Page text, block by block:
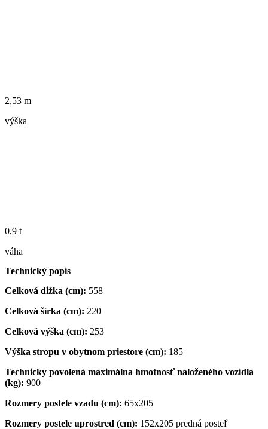
2,53 m
výška
0,9 t
váha
Technický popis
Celková dĺžka (cm): 558
Celková šírka (cm): 220
Celková výška (cm): 253
Výška stropu v obytnom priestore (cm): 185
Technicky povolená maximálna hmotnosť naloženého vozidla
(kg): 900
Rozmery postele vzadu (cm): 65x205
Rozmery postele uprostred (cm): 152x205 predná posteľ